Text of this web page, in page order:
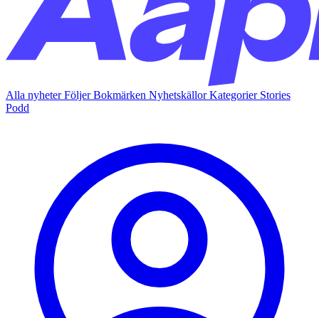
Alla nyheterFöljerBokmärken NyhetskällorKategorier Stories
Podd